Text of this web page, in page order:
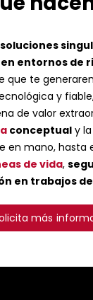
soluciones
entornos de
que te
y
de valor
conceptualy la
en mano, hasta
de vida,
en trabajos
más